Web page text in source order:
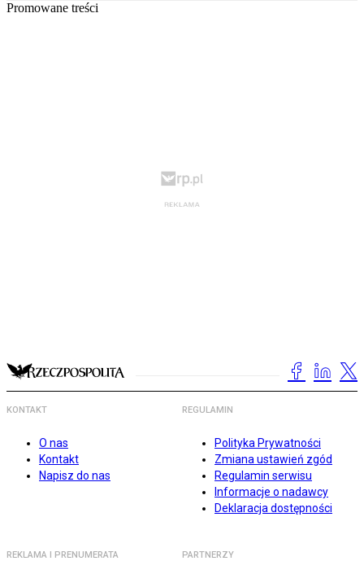
Promowane treści
KONTAKT
O nas
Kontakt
Napisz do nas
REGULAMIN
Polityka Prywatności
Zmiana ustawień zgód
Regulamin serwisu
Informacje o nadawcy
Deklaracja dostępności
REKLAMA I PRENUMERATA PARTNERZY